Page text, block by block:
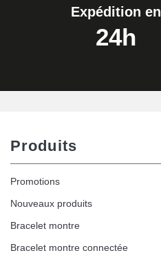
Facile
Expédition en
24h
Produits
Promotions
Nouveaux produits
Bracelet montre
Bracelet montre connectée